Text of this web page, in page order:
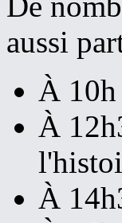
aussi
À
À
À